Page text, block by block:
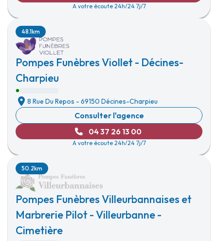
A votre écoute 24h/24 7j/7
Pompes Funèbres Viollet - Décines-
Charpieu
48.1km
8 Rue Du Repos - 69150 Décines-Charpieu
Consulter l'agence
04 37 26 13 00
A votre écoute 24h/24 7j/7
Pompes Funèbres Villeurbannaises et
Marbrerie Pilot - Villeurbanne -
Cimetière
50.2km